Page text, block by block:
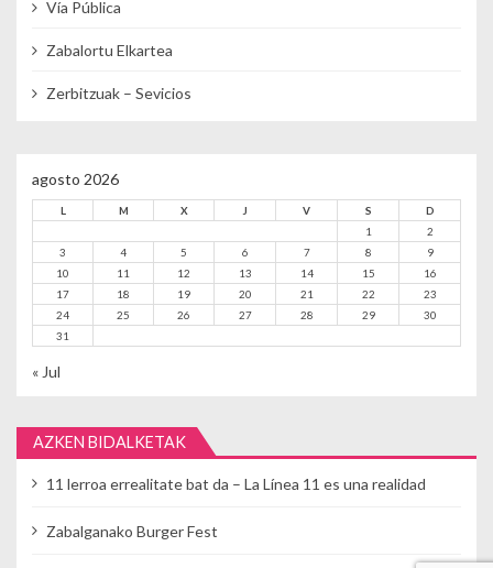
Vía Pública
Zabalortu Elkartea
Zerbitzuak – Sevicios
agosto 2026
L M X J V S
D
1
2
3
4 5 6 7 8
9
10
11 12 13 14 15
16
17
18 19 20 21 22
23
24
25 26 27 28 29
30
31
« Jul
AZKEN BIDALKETAK
11 lerroa errealitate bat da – La Línea 11 es una realidad
Zabalganako Burger Fest